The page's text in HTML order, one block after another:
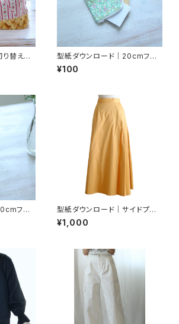
替えあ
判】
型紙ダウンロード｜20cmファ
スナーで作る『L字ポーチ』A4判
¥100
ファ
チ』A4
型紙ダウンロード｜サイドプリ
ーツロングスカート【A4判】
¥1,000